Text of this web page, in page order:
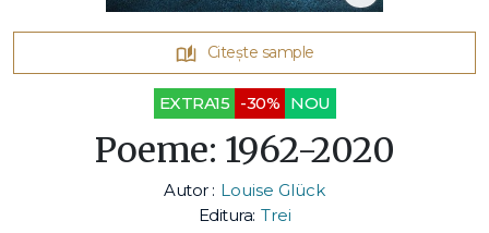
Citește sample
EXTRA15 -30% NOU
Poeme: 1962-2020
Autor : Louise Glück
Editura: Trei